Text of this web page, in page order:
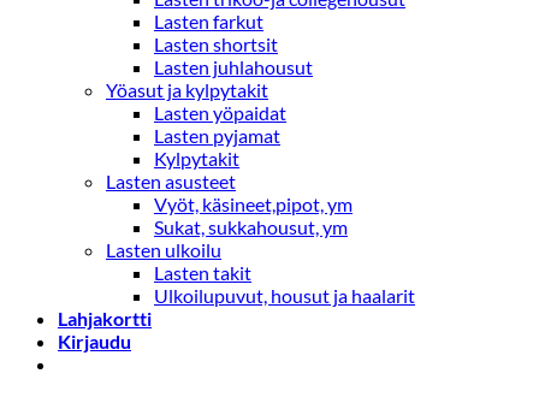
Lasten farkut
Lasten shortsit
Lasten juhlahousut
Yöasut ja kylpytakit
Lasten yöpaidat
Lasten pyjamat
Kylpytakit
Lasten asusteet
Vyöt, käsineet,pipot, ym
Sukat, sukkahousut, ym
Lasten ulkoilu
Lasten takit
Ulkoilupuvut, housut ja haalarit
Lahjakortti
Kirjaudu